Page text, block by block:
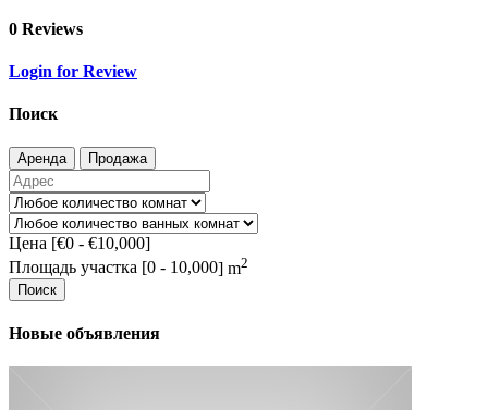
0 Reviews
Login for Review
Поиск
Аренда Продажа
Цена [€0 - €10,000]
Площадь участка [0 - 10,000] m2
Поиск
Новые объявления